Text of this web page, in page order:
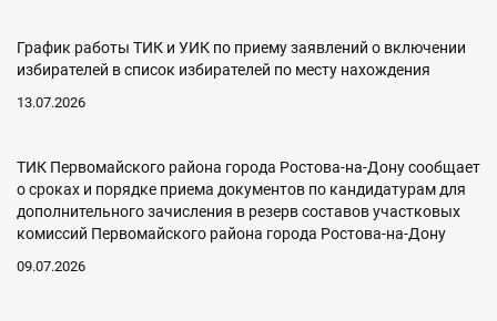
График работы ТИК и УИК по приему заявлений о включении
избирателей в список избирателей по месту нахождения
13.07.2026
ТИК Первомайского района города Ростова-на-Дону сообщает
о сроках и порядке приема документов по кандидатурам для
дополнительного зачисления в резерв составов участковых
комиссий Первомайского района города Ростова-на-Дону
09.07.2026